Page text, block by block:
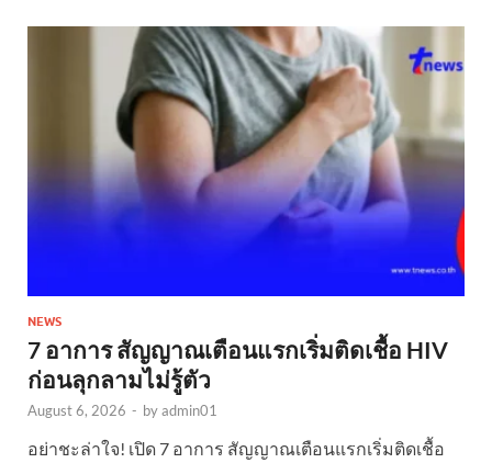
NEWS
7 อาการ สัญญาณเตือนแรกเริ่มติดเชื้อ HIV
ก่อนลุกลามไม่รู้ตัว
August 6, 2026 - byadmin01
อย่าชะล่าใจ! เปิด 7 อาการ สัญญาณเตือนแรกเริ่มติดเชื้อ